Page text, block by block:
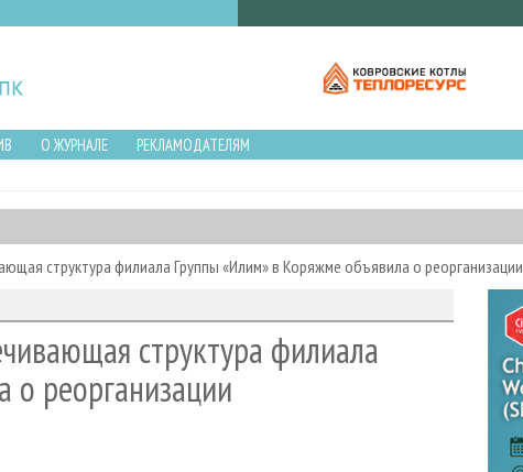
О ЖУРНАЛЕ
РЕКЛАМОДАТЕЛЯМ
структура филиала Группы «Илим» в Коряжме объявила о реорганизации
структура филиала
о реорганизации